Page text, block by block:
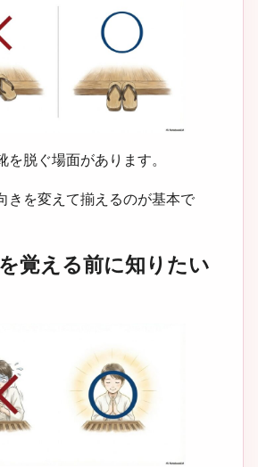
脱ぐ場面があります。
きを変えて揃えるのが基本で
覚える前に知りたい